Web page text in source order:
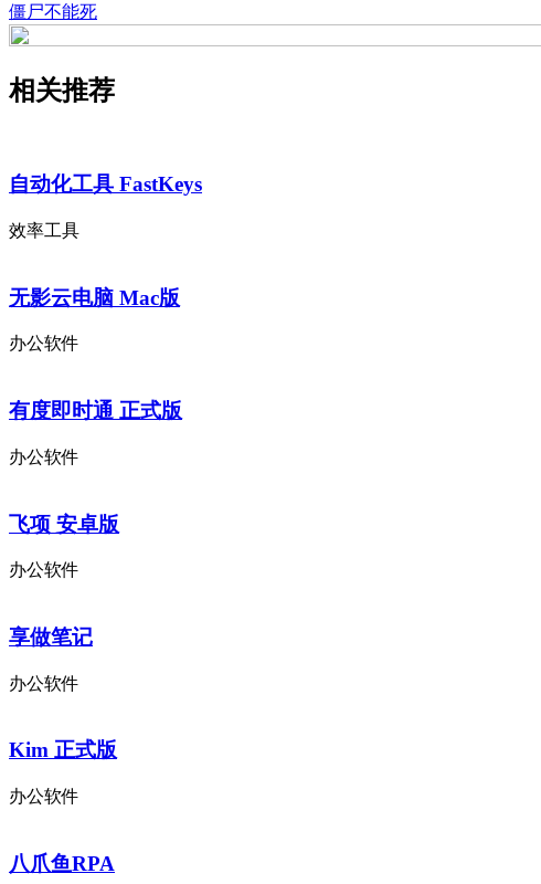
僵尸不能死
相关推荐
自动化工具 FastKeys
效率工具
无影云电脑 Mac版
办公软件
有度即时通 正式版
办公软件
飞项 安卓版
办公软件
享做笔记
办公软件
Kim 正式版
办公软件
八爪鱼RPA